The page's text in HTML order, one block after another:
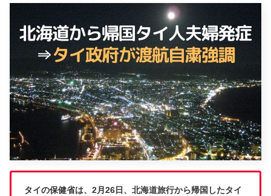
タイの保健省は、2月26日、北海道旅行から帰国したタイ